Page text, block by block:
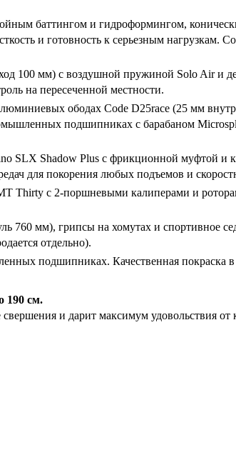
баттингом и гидроформингом,
и готовность к серьезным нагрузкам.
100 мм) с воздушной пружиной Solo Air и
на пересеченной местности.
ободах Code D25race (25 мм
подшипниках с барабаном
SLX Shadow Plus с фрикционной муфтой и
для покорения любых подъемов и
Thirty с 2-поршневыми калиперами и
760 мм), грипсы на хомутах и спортивное
отдельно).
подшипниках. Качественная покраска
190 см.
и дарит максимум удовольствия